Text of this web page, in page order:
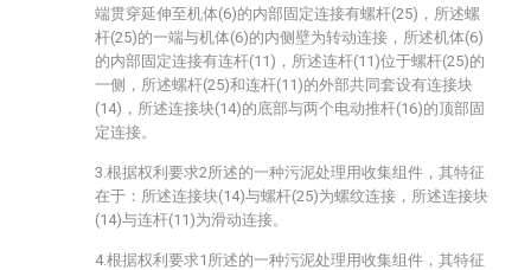
端贯穿延伸至机体(6)的内部固定连接有螺杆(25)，所述螺
杆(25)的一端与机体(6)的内侧壁为转动连接，所述机体(6)
的内部固定连接有连杆(11)，所述连杆(11)位于螺杆(25)的
一侧，所述螺杆(25)和连杆(11)的外部共同套设有连接块
(14)，所述连接块(14)的底部与两个电动推杆(16)的顶部固
定连接。
3.根据权利要求2所述的一种污泥处理用收集组件，其特征
在于：所述连接块(14)与螺杆(25)为螺纹连接，所述连接块
(14)与连杆(11)为滑动连接。
4.根据权利要求1所述的一种污泥处理用收集组件，其特征